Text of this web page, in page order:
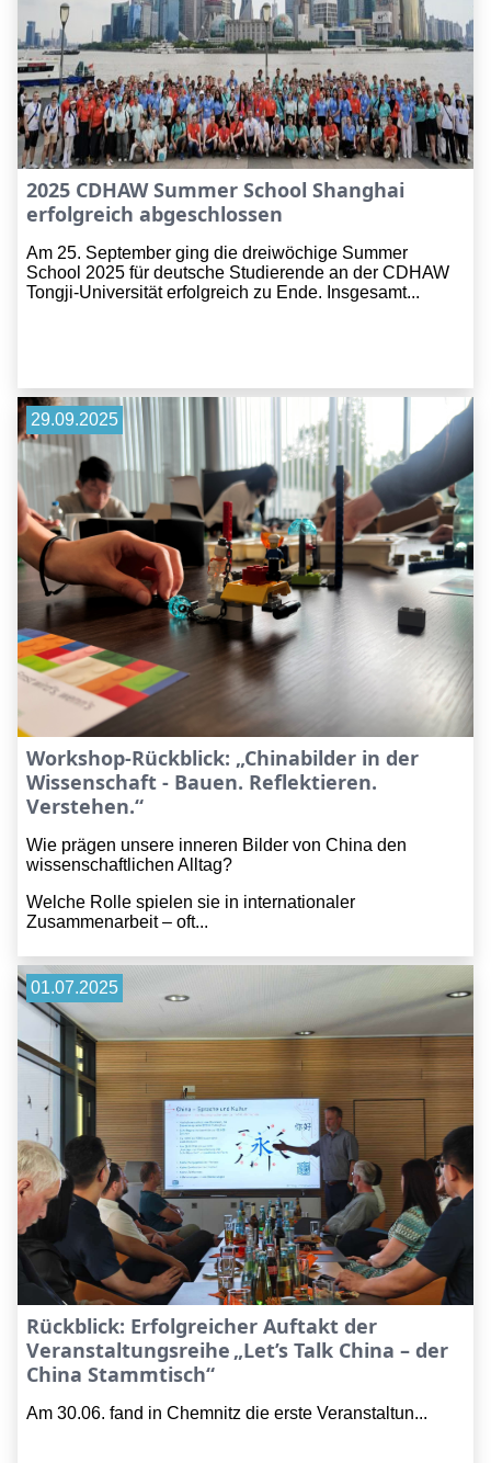
2025 CDHAW Summer School Shanghai
erfolgreich abgeschlossen
Am 25. September ging die dreiwöchige Summer
School 2025 für deutsche Studierende an der CDHAW
Tongji-Universität erfolgreich zu Ende. Insgesamt...
Workshop-Rückblick: „Chinabilder in der
Wissenschaft - Bauen. Reflektieren.
Verstehen.“
Wie prägen unsere inneren Bilder von China den
wissenschaftlichen Alltag?
Welche Rolle spielen sie in internationaler
Zusammenarbeit – oft...
29.09.2025
Rückblick: Erfolgreicher Auftakt der
Veranstaltungsreihe „Let’s Talk China – der
China Stammtisch“
Am 30.06. fand in Chemnitz die erste Veranstaltun...
01.07.2025